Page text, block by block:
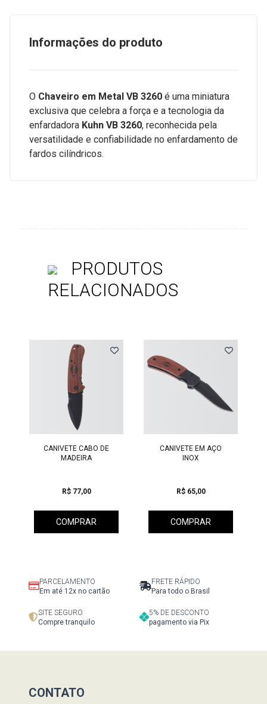
Informações do produto
O Chaveiro em Metal VB 3260 é uma miniatura
exclusiva que celebra a força e a tecnologia da
enfardadora Kuhn VB 3260, reconhecida pela
versatilidade e confiabilidade no enfardamento de
fardos cilíndricos.
PRODUTOS
RELACIONADOS
CANIVETE CABO DE
MADEIRA
R$ 77,00
COMPRAR
CANIVETE EM AÇO
INOX
R$ 65,00
COMPRAR
PARCELAMENTO
Em até 12x no cartão
FRETE RÁPIDO
Para todo o Brasil
SITE SEGURO
Compre tranquilo
5% DE DESCONTO
pagamento via Pix
CONTATO